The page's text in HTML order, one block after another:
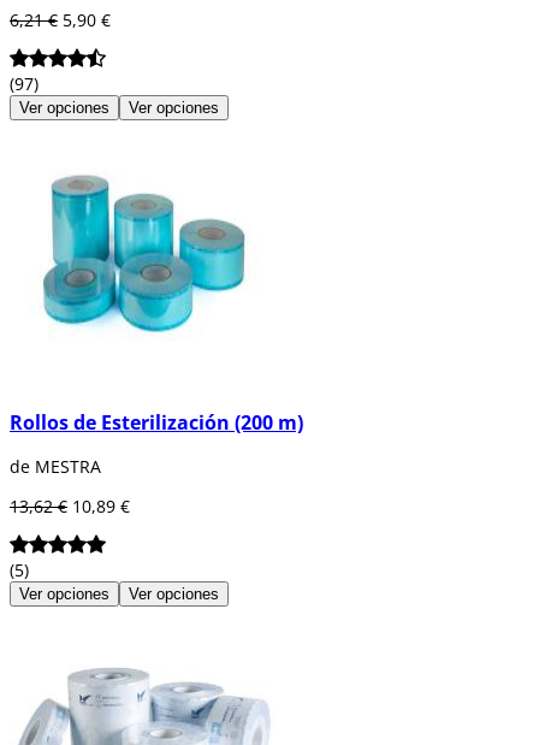
6,21 € 5,90 €
(97)
Ver opciones Ver opciones
Rollos de Esterilización (200 m)
de MESTRA
13,62 € 10,89 €
(5)
Ver opciones Ver opciones